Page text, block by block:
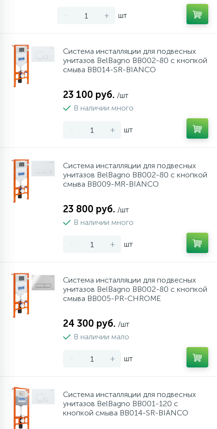
Гарантия
Возврат товара
Душевые кабины
Комплектующие
КомплектующиеГигиенические души
На борт ванны
Верхние души
60
Душевые стойки
Душевые гарнитуры
Стаканы для ванной
Щетки для унитаза
- + шт
Система инсталляции для подвесных
унитазов BelBagno BB002-80 с кнопкой
смыва BB014-SR-BIANCO
23 100 руб. /шт
В наличии много
- + шт
Система инсталляции для подвесных
унитазов BelBagno BB002-80 с кнопкой
смыва BB009-MR-BIANCO
23 800 руб. /шт
В наличии много
- + шт
Система инсталляции для подвесных
унитазов BelBagno BB002-80 с кнопкой
смыва BB005-PR-CHROME
24 300 руб. /шт
В наличии мало
- + шт
Система инсталляции для подвесных
унитазов BelBagno BB001-120 с
кнопкой смыва BB014-SR-BIANCO